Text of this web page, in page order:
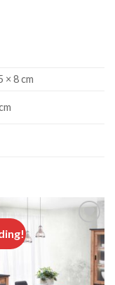
× 8 cm
Add to
wishlist